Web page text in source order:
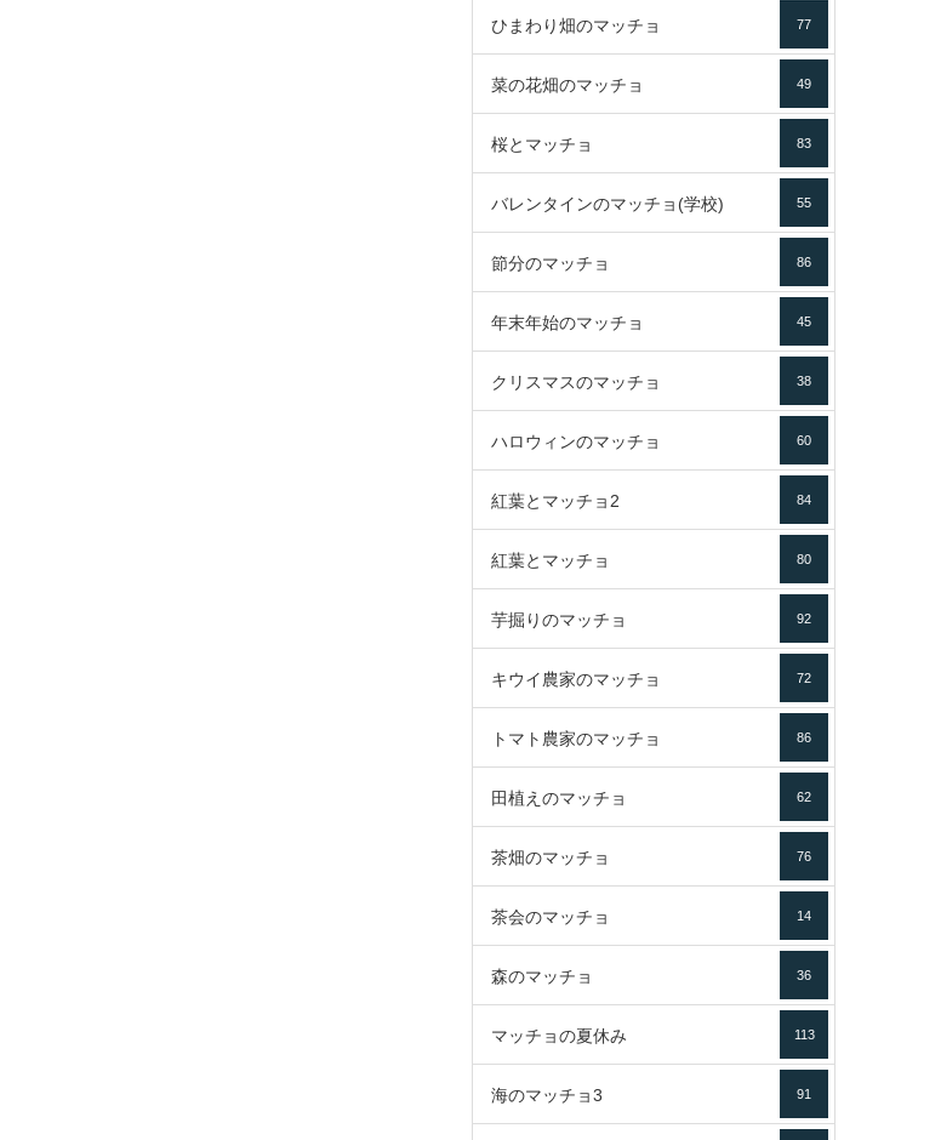
ひまわり畑のマッチョ 77
菜の花畑のマッチョ 49
桜とマッチョ 83
バレンタインのマッチョ(学校) 55
節分のマッチョ 86
年末年始のマッチョ 45
クリスマスのマッチョ 38
ハロウィンのマッチョ 60
紅葉とマッチョ2 84
紅葉とマッチョ 80
芋掘りのマッチョ 92
キウイ農家のマッチョ 72
トマト農家のマッチョ 86
田植えのマッチョ 62
茶畑のマッチョ 76
茶会のマッチョ 14
森のマッチョ 36
マッチョの夏休み 113
海のマッチョ3 91